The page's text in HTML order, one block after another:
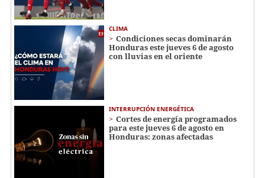
CLIMA
Condiciones secas dominarán
Honduras este jueves 6 de agosto
con lluvias en el oriente
INTERRUPCIÓN ENERGÉTICA
Cortes de energía programados
para este jueves 6 de agosto en
Honduras: zonas afectadas